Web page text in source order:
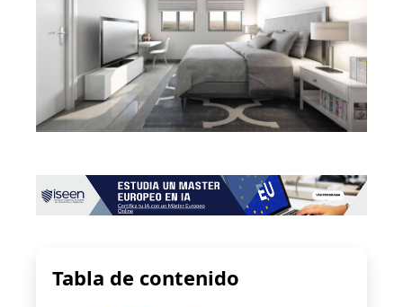
Tabla de contenido